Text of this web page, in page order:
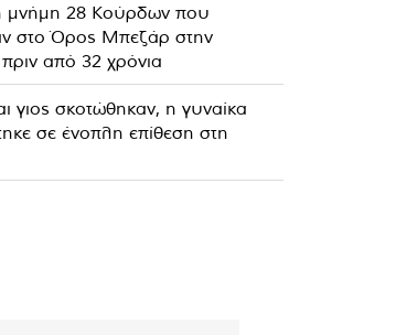
μνήμη 28 Κούρδων που
στο Όρος Μπεζάρ στην
από 32 χρόνια
γιος σκοτώθηκαν, η γυναίκα
σε ένοπλη επίθεση στη